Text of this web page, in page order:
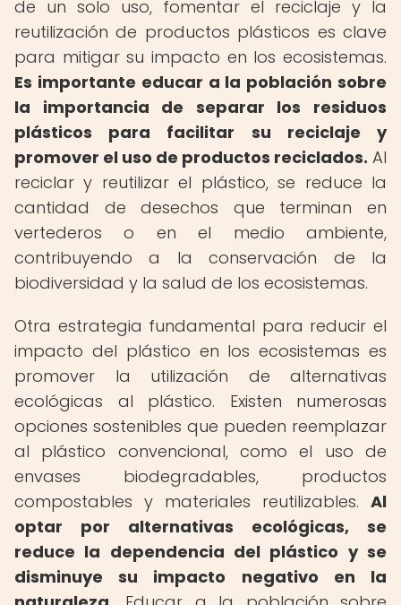
de un solo uso, fomentar el reciclaje y la
reutilización de productos plásticos es clave
para mitigar su impacto en los ecosistemas.
Es importante educar a la población sobre
la importancia de separar los residuos
plásticos para facilitar su reciclaje y
promover el uso de productos reciclados. Al
reciclar y reutilizar el plástico, se reduce la
cantidad de desechos que terminan en
vertederos o en el medio ambiente,
contribuyendo a la conservación de la
biodiversidad y la salud de los ecosistemas.
Otra estrategia fundamental para reducir el
impacto del plástico en los ecosistemas es
promover la utilización de alternativas
ecológicas al plástico. Existen numerosas
opciones sostenibles que pueden reemplazar
al plástico convencional, como el uso de
envases biodegradables, productos
compostables y materiales reutilizables. Al
optar por alternativas ecológicas, se
reduce la dependencia del plástico y se
disminuye su impacto negativo en la